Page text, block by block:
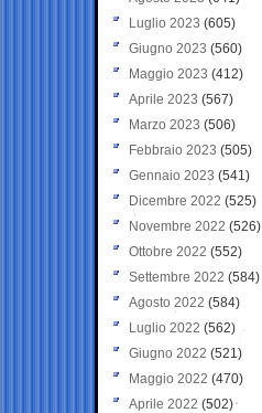
Luglio 2023 (605)
Giugno 2023 (560)
Maggio 2023 (412)
Aprile 2023 (567)
Marzo 2023 (506)
Febbraio 2023 (505)
Gennaio 2023 (541)
Dicembre 2022 (525)
Novembre 2022 (526)
Ottobre 2022 (552)
Settembre 2022 (584)
Agosto 2022 (584)
Luglio 2022 (562)
Giugno 2022 (521)
Maggio 2022 (470)
Aprile 2022 (502)